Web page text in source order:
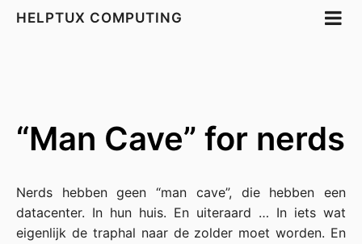
HELPTUX COMPUTING
“Man Cave” for nerds
Nerds hebben geen “man cave”, die hebben een
datacenter. In hun huis. En uiteraard … In iets wat
eigenlijk de traphal naar de zolder moet worden. En